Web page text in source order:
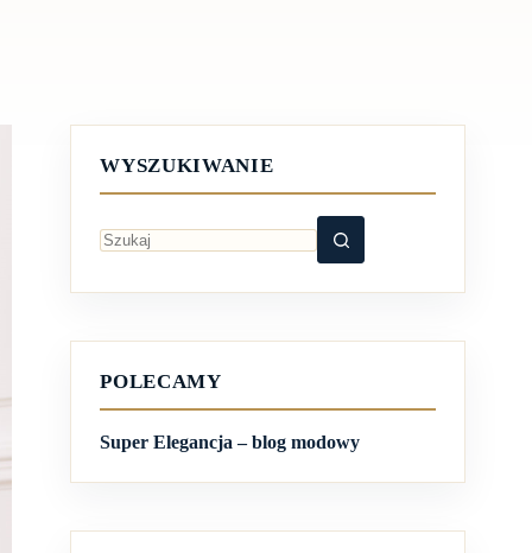
WYSZUKIWANIE
wyników
POLECAMY
Super Elegancja – blog modowy